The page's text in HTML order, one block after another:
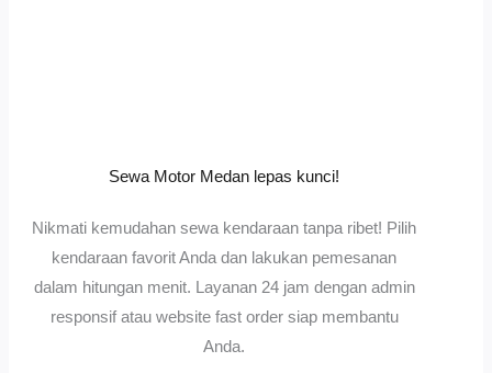
Sewa Motor Medan lepas kunci!
Nikmati kemudahan sewa kendaraan tanpa ribet! Pilih
kendaraan favorit Anda dan lakukan pemesanan
dalam hitungan menit. Layanan 24 jam dengan admin
responsif atau website fast order siap membantu
Anda.